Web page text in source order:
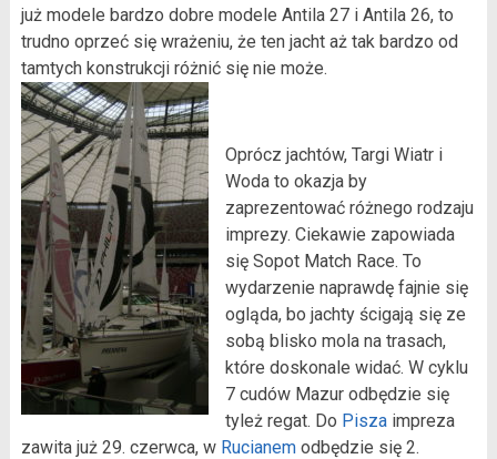
już modele bardzo dobre modele Antila 27 i Antila 26, to
trudno oprzeć się wrażeniu, że ten jacht aż tak bardzo od
tamtych konstrukcji różnić się nie może.
Oprócz jachtów, Targi Wiatr i
Woda to okazja by
zaprezentować różnego rodzaju
imprezy. Ciekawie zapowiada
się Sopot Match Race. To
wydarzenie naprawdę fajnie się
ogląda, bo jachty ścigają się ze
sobą blisko mola na trasach,
które doskonale widać. W cyklu
7 cudów Mazur odbędzie się
tyleż regat. Do Piszaimpreza
zawita już 29. czerwca, w Rucianemodbędzie się 2.